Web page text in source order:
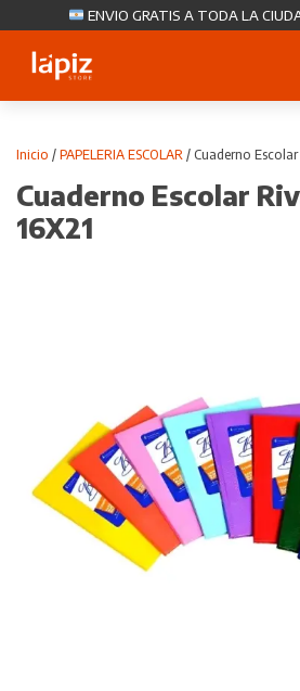
ENVIO GRATIS A TODA LA
Inicio / PAPELERIA ESCOLAR / Cuaderno
Cuaderno Escolar
16X21